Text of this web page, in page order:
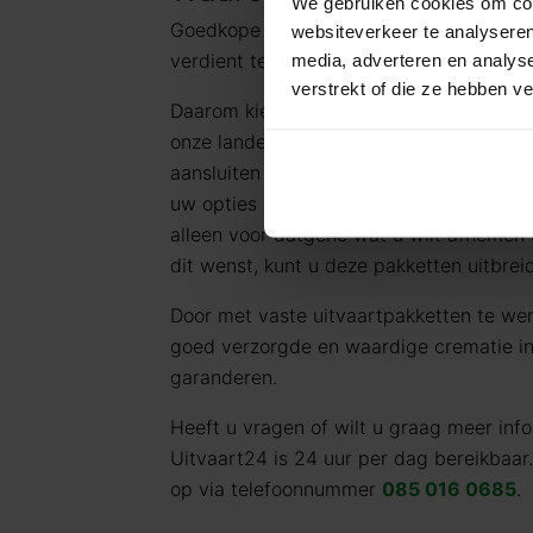
websiteverkeer te
media, adverteren en
verstrekt of die ze hebben
Goedkope Uitvaart24 vindt dat
verdient tegen een eerlijk tarief.
Daarom kiezen wij ervoor standaard te
onze landelijke dekking en jarenlange
aansluiten bij de meest voorkomende
uw opties en de daarbij behorende
alleen voor datgene wat u wilt
dit wenst, kunt u deze pakketten
Door met vaste uitvaartpakketten te
goed verzorgde en waardige crematie
garanderen.
Heeft u vragen of wilt u graag meer
Uitvaart24 is 24 uur per dag
op via telefoonnummer 085 016 0685.